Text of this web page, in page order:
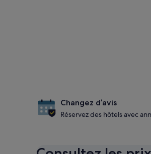
Changez d’avis
Réservez des hôtels avec